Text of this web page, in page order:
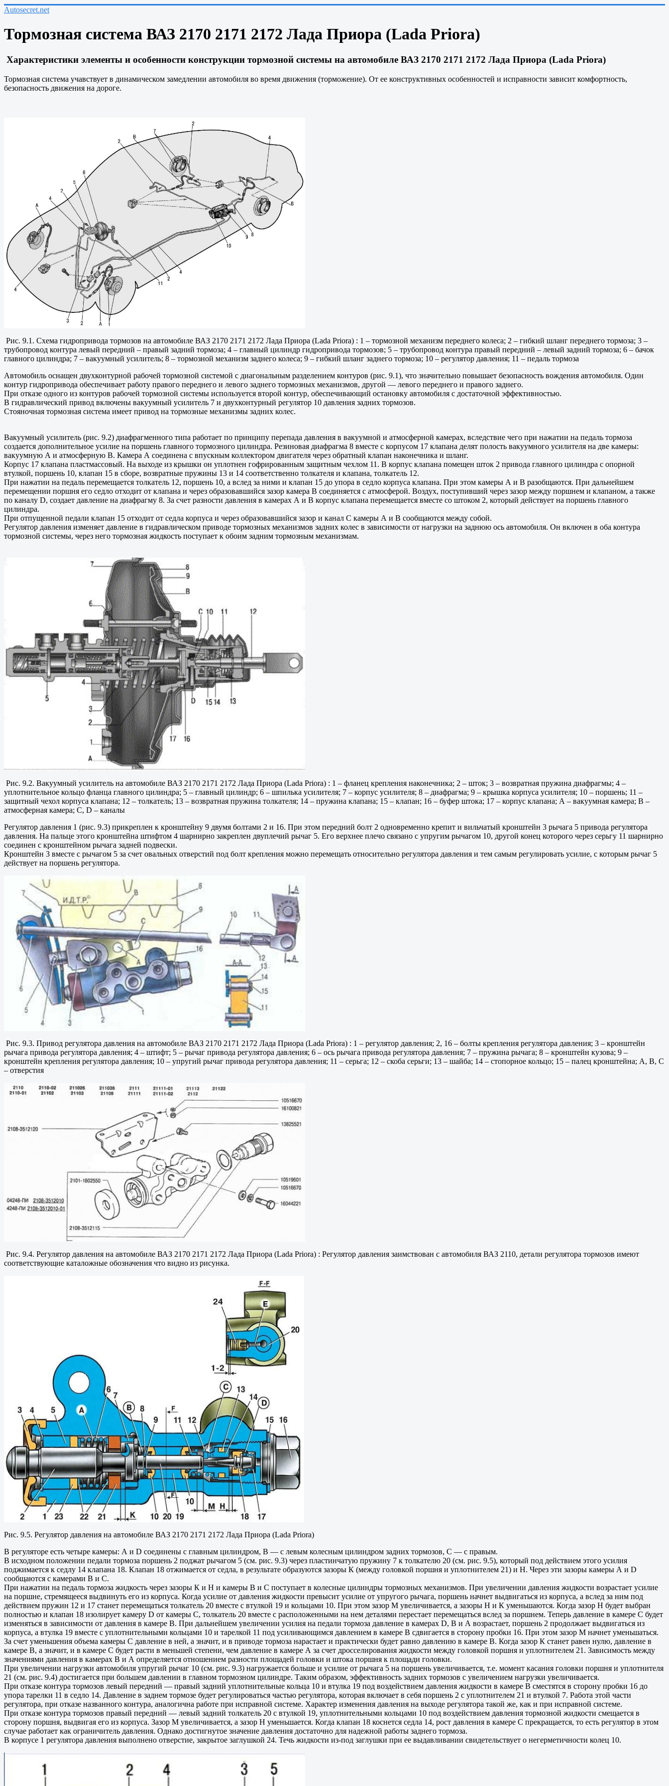
Autosecret.net
Тормозная система ВАЗ 2170 2171 2172 Лада Приора (Lada Priora)
Характеристики элементы и особенности конструкции тормозной системы на автомобиле ВАЗ 2170 2171 2172 Лада Приора (Lada Priora)
Тормозная система учавствует в динамическом замедлении автомобиля во время движения (торможение). От ее конструктивных особенностей и исправности зависит комфортность,
безопасность движения на дороге.
Рис. 9.1. Схема гидропривода тормозов на автомобиле ВАЗ 2170 2171 2172 Лада Приора (Lada Priora) : 1 – тормозной механизм переднего колеса; 2 – гибкий шланг переднего тормоза; 3 –
трубопровод контура левый передний – правый задний тормоза; 4 – главный цилиндр гидропривода тормозов; 5 – трубопровод контура правый передний – левый задний тормоза; 6 – бачок
главного цилиндра; 7 – вакуумный усилитель; 8 – тормозной механизм заднего колеса; 9 – гибкий шланг заднего тормоза; 10 – регулятор давления; 11 – педаль тормоза
Автомобиль оснащен двухконтурной рабочей тормозной системой с диагональным разделением контуров (рис. 9.1), что значительно повышает безопасность вождения автомобиля. Один
контур гидропривода обеспечивает работу правого переднего и левого заднего тормозных механизмов, другой — левого переднего и правого заднего.
При отказе одного из контуров рабочей тормозной системы используется второй контур, обеспечивающий остановку автомобиля с достаточной эффективностью.
В гидравлический привод включены вакуумный усилитель 7 и двухконтурный регулятор 10 давления задних тормозов.
Стояночная тормозная система имеет привод на тормозные механизмы задних колес.
Вакуумный усилитель (рис. 9.2) диафрагменного типа работает по принципу перепада давления в вакуумной и атмосферной камерах, вследствие чего при нажатии на педаль тормоза
создается дополнительное усилие на поршень главного тормозного цилиндра. Резиновая диафрагма 8 вместе с корпусом 17 клапана делят полость вакуумного усилителя на две камеры:
вакуумную А и атмосферную В. Камера А соединена с впускным коллектором двигателя через обратный клапан наконечника и шланг.
Корпус 17 клапана пластмассовый. На выходе из крышки он уплотнен гофрированным защитным чехлом 11. В корпус клапана помещен шток 2 привода главного цилиндра с опорной
втулкой, поршень 10, клапан 15 в сборе, возвратные пружины 13 и 14 соответственно толкателя и клапана, толкатель 12.
При нажатии на педаль перемещается толкатель 12, поршень 10, а вслед за ними и клапан 15 до упора в седло корпуса клапана. При этом камеры А и В разобщаются. При дальнейшем
перемещении поршня его седло отходит от клапана и через образовавшийся зазор камера В соединяется с атмосферой. Воздух, поступивший через зазор между поршнем и клапаном, а также
по каналу D, создает давление на диафрагму 8. За счет разности давления в камерах А и В корпус клапана перемещается вместе со штоком 2, который действует на поршень главного
цилиндра.
При отпущенной педали клапан 15 отходит от седла корпуса и через образовавшийся зазор и канал С камеры А и В сообщаются между собой.
Регулятор давления изменяет давление в гидравлическом приводе тормозных механизмов задних колес в зависимости от нагрузки на заднюю ось автомобиля. Он включен в оба контура
тормозной системы, через него тормозная жидкость поступает к обоим задним тормозным механизмам.
Рис. 9.2. Вакуумный усилитель на автомобиле ВАЗ 2170 2171 2172 Лада Приора (Lada Priora) : 1 – фланец крепления наконечника; 2 – шток; 3 – возвратная пружина диафрагмы; 4 –
уплотнительное кольцо фланца главного цилиндра; 5 – главный цилиндр; 6 – шпилька усилителя; 7 – корпус усилителя; 8 – диафрагма; 9 – крышка корпуса усилителя; 10 – поршень; 11 –
защитный чехол корпуса клапана; 12 – толкатель; 13 – возвратная пружина толкателя; 14 – пружина клапана; 15 – клапан; 16 – буфер штока; 17 – корпус клапана; А – вакуумная камера; В –
атмосферная камера; С, D – каналы
Регулятор давления 1 (рис. 9.3) прикреплен к кронштейну 9 двумя болтами 2 и 16. При этом передний болт 2 одновременно крепит и вильчатый кронштейн 3 рычага 5 привода регулятора
давления. На пальце этого кронштейна штифтом 4 шарнирно закреплен двуплечий рычаг 5. Его верхнее плечо связано с упругим рычагом 10, другой конец которого через серьгу 11 шарнирно
соединен с кронштейном рычага задней подвески.
Кронштейн 3 вместе с рычагом 5 за счет овальных отверстий под болт крепления можно перемещать относительно регулятора давления и тем самым регулировать усилие, с которым рычаг 5
действует на поршень регулятора.
Рис. 9.3. Привод регулятора давления на автомобиле ВАЗ 2170 2171 2172 Лада Приора (Lada Priora) : 1 – регулятор давления; 2, 16 – болты крепления регулятора давления; 3 – кронштейн
рычага привода регулятора давления; 4 – штифт; 5 – рычаг привода регулятора давления; 6 – ось рычага привода регулятора давления; 7 – пружина рычага; 8 – кронштейн кузова; 9 –
кронштейн крепления регулятора давления; 10 – упругий рычаг привода регулятора давления; 11 – серьга; 12 – скоба серьги; 13 – шайба; 14 – стопорное кольцо; 15 – палец кронштейна; А, В, С
– отверстия
Рис. 9.4. Регулятор давления на автомобиле ВАЗ 2170 2171 2172 Лада Приора (Lada Priora) : Регулятор давления заимствован с автомобиля ВАЗ 2110, детали регулятора тормозов имеют
соответствующие каталожные обозначения что видно из рисунка.
Рис. 9.5. Регулятор давления на автомобиле ВАЗ 2170 2171 2172 Лада Приора (Lada Priora)
В регуляторе есть четыре камеры: А и D соединены с главным цилиндром, В — с левым колесным цилиндром задних тормозов, С — с правым.
В исходном положении педали тормоза поршень 2 поджат рычагом 5 (см. рис. 9.3) через пластинчатую пружину 7 к толкателю 20 (см. рис. 9.5), который под действием этого усилия
поджимается к седлу 14 клапана 18. Клапан 18 отжимается от седла, в результате образуются зазоры К (между головкой поршня и уплотнителем 21) и Н. Через эти зазоры камеры А и D
сообщаются с камерами В и С.
При нажатии на педаль тормоза жидкость через зазоры К и Н и камеры В и С поступает в колесные цилиндры тормозных механизмов. При увеличении давления жидкости возрастает усилие
на поршне, стремящееся выдвинуть его из корпуса. Когда усилие от давления жидкости превысит усилие от упругого рычага, поршень начнет выдвигаться из корпуса, а вслед за ним под
действием пружин 12 и 17 станет перемещаться толкатель 20 вместе с втулкой 19 и кольцами 10. При этом зазор М увеличивается, а зазоры Н и К уменьшаются. Когда зазор Н будет выбран
полностью и клапан 18 изолирует камеру D от камеры С, толкатель 20 вместе с расположенными на нем деталями перестает перемещаться вслед за поршнем. Теперь давление в камере С будет
изменяться в зависимости от давления в камере В. При дальнейшем увеличении усилия на педали тормоза давление в камерах D, В и А возрастает, поршень 2 продолжает выдвигаться из
корпуса, а втулка 19 вместе с уплотнительными кольцами 10 и тарелкой 11 под усиливающимся давлением в камере В сдвигается в сторону пробки 16. При этом зазор М начнет уменьшаться.
За счет уменьшения объема камеры С давление в ней, а значит, и в приводе тормоза нарастает и практически будет равно давлению в камере В. Когда зазор К станет равен нулю, давление в
камере В, а значит, и в камере С будет расти в меньшей степени, чем давление в камере А за счет дросселирования жидкости между головкой поршня и уплотнителем 21. Зависимость между
значениями давления в камерах В и А определяется отношением разности площадей головки и штока поршня к площади головки.
При увеличении нагрузки автомобиля упругий рычаг 10 (см. рис. 9.3) нагружается больше и усилие от рычага 5 на поршень увеличивается, т.е. момент касания головки поршня и уплотнителя
21 (см. рис. 9.4) достигается при большем давлении в главном тормозном цилиндре. Таким образом, эффективность задних тормозов с увеличением нагрузки увеличивается.
При отказе контура тормозов левый передний — правый задний уплотнительные кольца 10 и втулка 19 под воздействием давления жидкости в камере В сместятся в сторону пробки 16 до
упора тарелки 11 в седло 14. Давление в заднем тормозе будет регулироваться частью регулятора, которая включает в себя поршень 2 с уплотнителем 21 и втулкой 7. Работа этой части
регулятора, при отказе названного контура, аналогична работе при исправной системе. Характер изменения давления на выходе регулятора такой же, как и при исправной системе.
При отказе контура тормозов правый передний — левый задний толкатель 20 с втулкой 19, уплотнительными кольцами 10 под воздействием давления тормозной жидкости смещается в
сторону поршня, выдвигая его из корпуса. Зазор М увеличивается, а зазор Н уменьшается. Когда клапан 18 коснется седла 14, рост давления в камере С прекращается, то есть регулятор в этом
случае работает как ограничитель давления. Однако достигнутое значение давления достаточно для надежной работы заднего тормоза.
В корпусе 1 регулятора давления выполнено отверстие, закрытое заглушкой 24. Течь жидкости из-под заглушки при ее выдавливании свидетельствует о негерметичности колец 10.